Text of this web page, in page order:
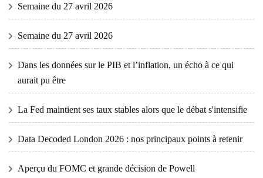
Semaine du 27 avril 2026
Semaine du 27 avril 2026
Dans les données sur le PIB et l’inflation, un écho à ce qui
aurait pu être
La Fed maintient ses taux stables alors que le débat s'intensifie
Data Decoded London 2026 : nos principaux points à retenir
Aperçu du FOMC et grande décision de Powell